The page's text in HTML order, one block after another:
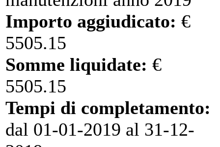
Importo aggiudicato: €
5505.15
Somme liquidate: €
5505.15
Tempi di completamento:
dal 01-01-2019 al 31-12-